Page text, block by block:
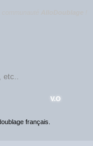
V.O
français.